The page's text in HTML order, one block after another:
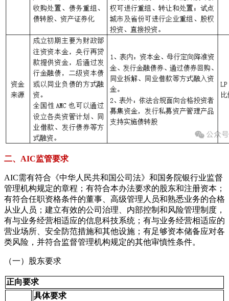
二、AIC监管要求
AIC需有符合《中华人民共和国公司法》和国务院银行业监督
管理机构规定的章程；有符合本办法要求的股东和注册资本；
有符合任职资格条件的董事、高级管理人员和熟悉业务的合格
从业人员；建立有效的公司治理、内部控制和风险管理制度，
有与业务经营相适应的信息科技系统；有与业务经营相适应的
营业场所、安全防范措施和其他设施；有足够资本储备应对各
类风险，并符合监督管理机构规定的其他审慎性条件。
（一）股东要求
正向要求
具体要求